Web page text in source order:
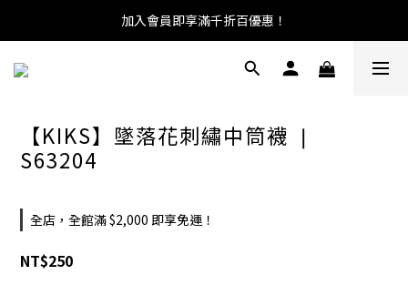
加入會員即享滿千折百優惠！
【KIKS】墜落花刺繡中筒襪 ❘
S63204
全店，全館滿 $2,000 即享免運！
NT$250